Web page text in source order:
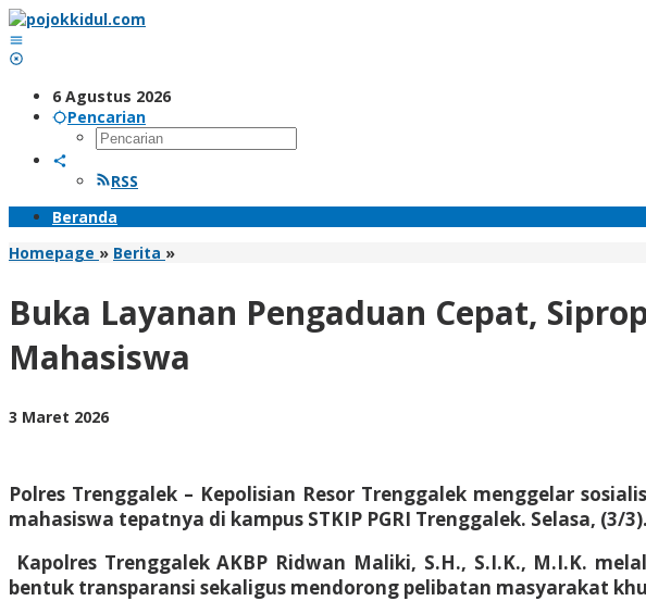
Lewati
ke
konten
6 Agustus 2026
Pencarian
RSS
Beranda
Homepage » Berita »Buka
Cepat,
Polres
Trenggalek
Buka Layanan Pengaduan Cepat,
Mahasiswa
3 Maret 2026oleh
Polres Trenggalek – Kepolisian Resor Trenggalek menggelar
mahasiswa tepatnya di kampus STKIP PGRI Trenggalek. Selasa, (3/3).
Kapolres Trenggalek AKBP Ridwan Maliki, S.H., S.I.K., M.I.K.
bentuk transparansi sekaligus mendorong pelibatan masyarakat